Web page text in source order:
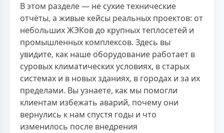
В этом разделе — не сухие технические
отчёты, а живые кейсы реальных проектов: от
небольших ЖЭКов до крупных теплосетей и
промышленных комплексов. Здесь вы
увидите, как наше оборудование работает в
суровых климатических условиях, в старых
системах и в новых зданиях, в городах и за их
пределами. Вы узнаете, как мы помогли
клиентам избежать аварий, почему они
вернулись к нам спустя годы и что
изменилось после внедрения